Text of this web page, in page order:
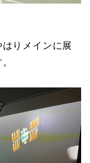
りメインに展